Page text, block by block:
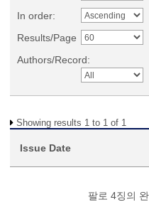
In order:
Results/Page
Authors/Record:
Showing results 1 to 1 of 1
Issue Date
팔로 4징의